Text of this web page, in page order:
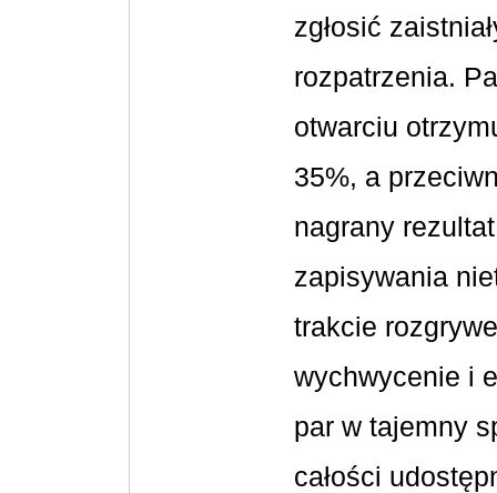
zgłosić
rozpatrzenia.
otwarciu
35%, a
nagrany
zapisywania
trakcie
wychwycenie i
par w tajemny
całości